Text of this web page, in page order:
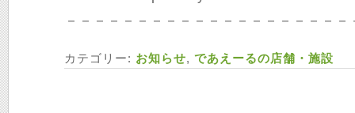
コーヒーやカフェラテ、紅茶に緑茶など、